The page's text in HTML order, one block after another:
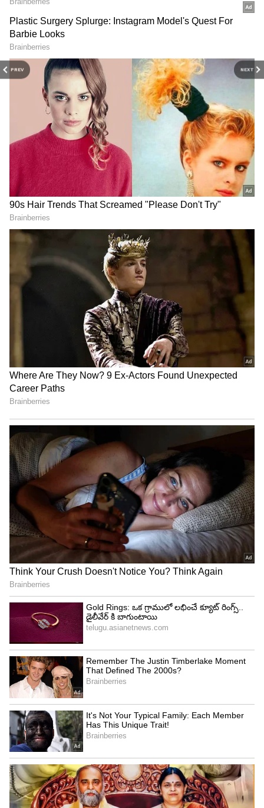
PREV NEXT
Related Articles
Astrology Predictions: ఈ 6 రాశులవారికి
రాజయోగం.. ఆరు నెలల వరకు డబ్బే డబ్బు!
Weekly Horoscope: 12 రాశుల వారఫలాలు.. ఈ
వారం ఏ రాశివారికి బాగా కలిసివస్తుందో చూడండి!
13
Image Credit : Asianet News
వృషభ రాశి ఫలాలు
ముఖ్యమైన పనులలో శ్రమ అధికమవుతుంది. మిత్రుల
నుంచి రుణ ఒత్తిడులు పెరుగుతాయి. వ్యాపార విషయాలలో
ఆలోచనలు స్థిరంగా ఉండవు. చేపట్టిన పనుల్లో స్వల్ప
ఆటంకాలు ఉంటాయి. దైవ దర్శనాలు చేసుకుంటారు.
ఉద్యోగాలలో గందరగోళ పరిస్థితులు ఉంటాయి.
4
Image Credit :Asianet News
మిథున రాశి ఫలాలు
ఆప్తుల నుంచి కీలక సమాచారం అందుతుంది. నూతన
వాహనం కొనుగోలు చేస్తారు. స్థిరాస్తి వివాదాలు పరిష్కారం
దిశగా సాగుతాయి. చేపట్టిన పనులు విజయవంతంగా పూర్తి